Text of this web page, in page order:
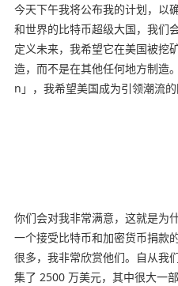
今天下午我将公布我的计划，以
和世界的比特币超级大国，我们
定义未来，我希望它在美国被挖
造，而不是在其他任何地方制造
n」，我希望美国成为引领潮流的
你们会对我非常满意，这就是为
一个接受比特币和加密货币捐款
很多，我非常欣赏他们。自从我
集了 2500 万美元，其中很大一